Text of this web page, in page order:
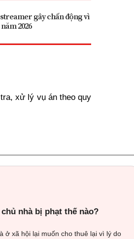
streamer gây chấn động vì
2026
xử lý vụ án theo quy
nhà bị phạt thế nào?
ở xã hội lại muốn cho thuê lại vì lý do